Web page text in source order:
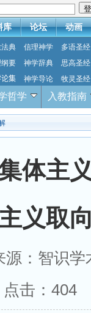
库 论坛 动画
典 信理神学
多语圣经
要 神学辞典
思高圣经
集 神学导论 牧灵圣经
哲学 入教指南
体主
义取
源：智识
击： 404